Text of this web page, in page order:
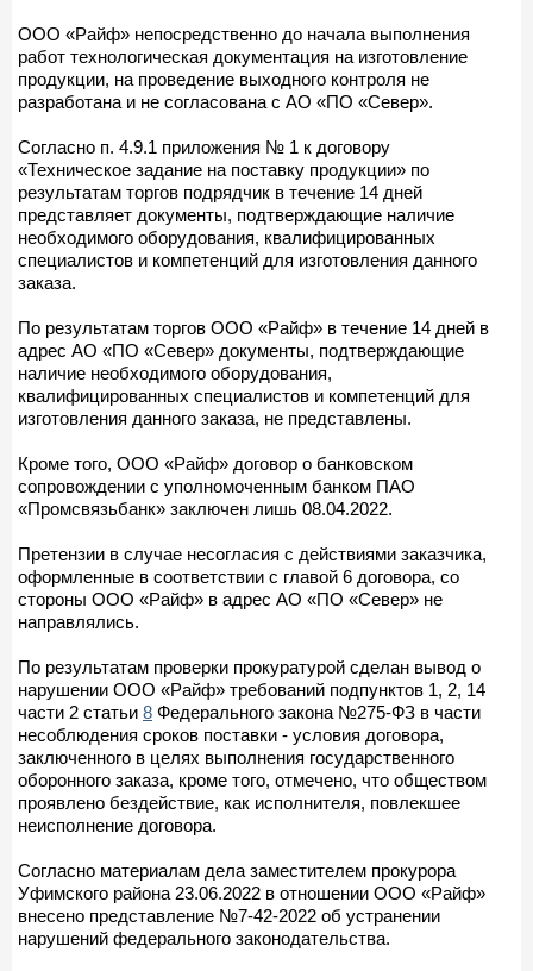
ООО «Райф» непосредственно до начала выполнения
работ технологическая документация на изготовление
продукции, на проведение выходного контроля не
разработана и не согласована с АО «ПО «Север».
Согласно п. 4.9.1 приложения № 1 к договору
«Техническое задание на поставку продукции» по
результатам торгов подрядчик в течение 14 дней
представляет документы, подтверждающие наличие
необходимого оборудования, квалифицированных
специалистов и компетенций для изготовления данного
заказа.
По результатам торгов ООО «Райф» в течение 14 дней в
адрес АО «ПО «Север» документы, подтверждающие
наличие необходимого оборудования,
квалифицированных специалистов и компетенций для
изготовления данного заказа, не представлены.
Кроме того, ООО «Райф» договор о банковском
сопровождении с уполномоченным банком ПАО
«Промсвязьбанк» заключен лишь 08.04.2022.
Претензии в случае несогласия с действиями заказчика,
оформленные в соответствии с главой 6 договора, со
стороны ООО «Райф» в адрес АО «ПО «Север» не
направлялись.
По результатам проверки прокуратурой сделан вывод о
нарушении ООО «Райф» требований подпунктов 1, 2, 14
части 2 статьи 8 Федерального закона №275-ФЗ в части
несоблюдения сроков поставки - условия договора,
заключенного в целях выполнения государственного
оборонного заказа, кроме того, отмечено, что обществом
проявлено бездействие, как исполнителя, повлекшее
неисполнение договора.
Согласно материалам дела заместителем прокурора
Уфимского района 23.06.2022 в отношении ООО «Райф»
внесено представление №7-42-2022 об устранении
нарушений федерального законодательства.